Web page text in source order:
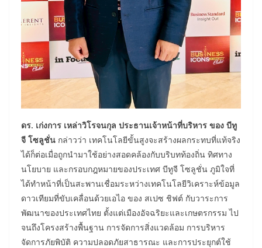
ดร. เก่งการ เหล่าวิโรจนกุล ประธานเจ้าหน้าที่บริหาร ของ บีทู
จี โซลูชั่น กล่าวว่า เทคโนโลยีขั้นสูงจะสร้างผลกระทบที่แท้จริง
ได้ก็ต่อเมื่อถูกนำมาใช้อย่างสอดคล้องกับบริบทท้องถิ่น ทิศทาง
นโยบาย และกรอบกฎหมายของประเทศ บีทูจี โซลูชั่น ภูมิใจที่
ได้ทำหน้าที่เป็นสะพานเชื่อมระหว่างเทคโนโลยีวิเคราะห์ข้อมูล
ดาวเทียมที่ขับเคลื่อนด้วยเอไอ ของ สเปซ ชิฟต์ กับวาระการ
พัฒนาของประเทศไทย ตั้งแต่เมืองอัจฉริยะและเกษตรกรรม ไป
จนถึงโครงสร้างพื้นฐาน การจัดการสิ่งแวดล้อม การบริหาร
จัดการภัยพิบัติ ความปลอดภัยสาธารณะ และการประยุกต์ใช้